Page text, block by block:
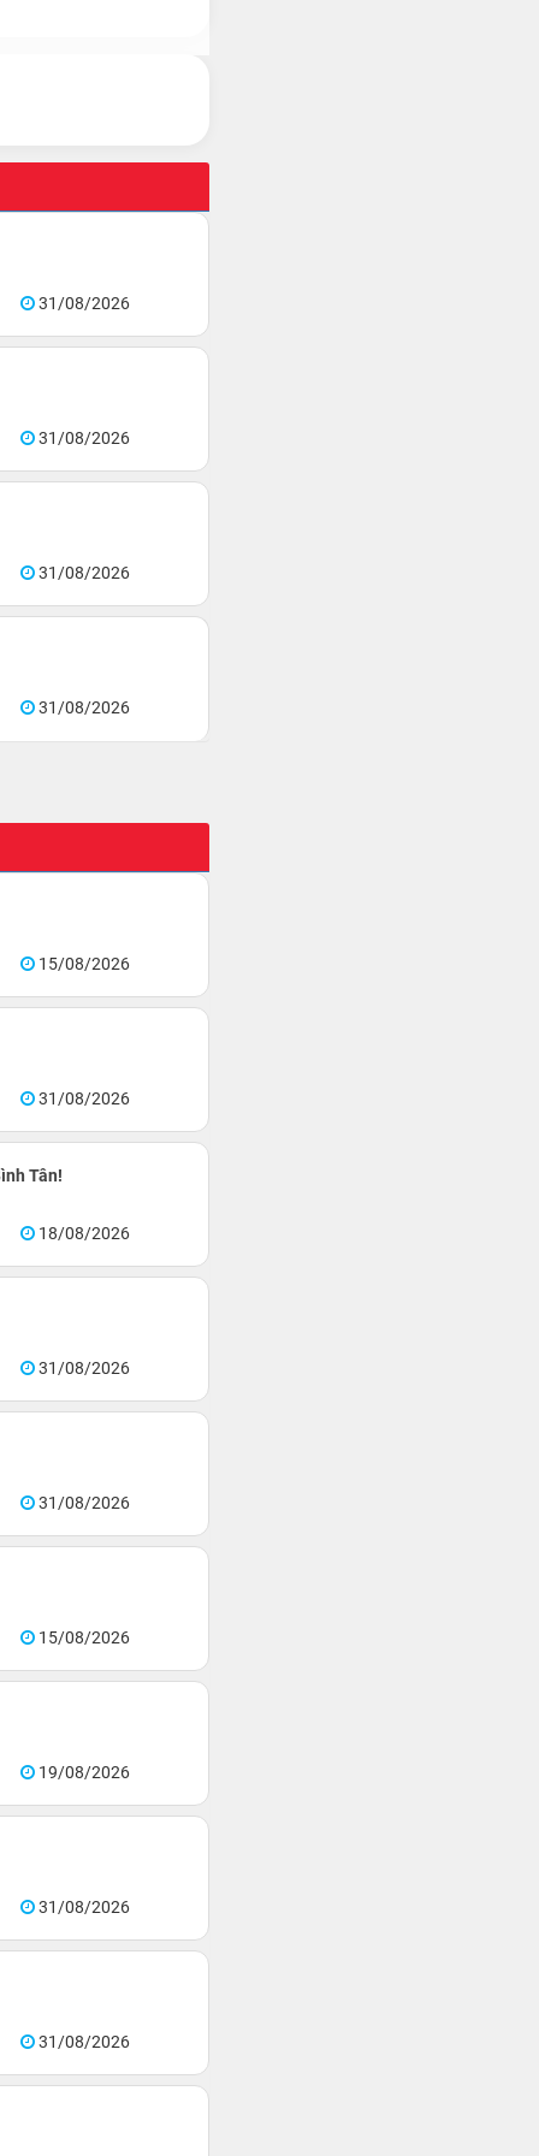
31/08/2026
31/08/2026
31/08/2026
31/08/2026
15/08/2026
31/08/2026
Tân!
18/08/2026
31/08/2026
31/08/2026
15/08/2026
19/08/2026
31/08/2026
31/08/2026